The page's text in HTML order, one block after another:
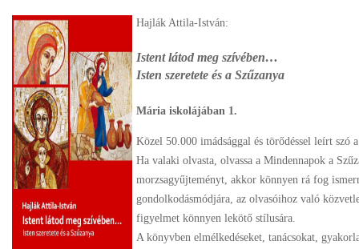
Hajlák Attila-István:
Istent látod meg szívében…
Isten szeretete és a Szűzanya
Mária iskolájában 1.
Közel 50.000 imádsággal és törődéssel leírt szó
Ha valaki olvasta, olvassa a Mindennapok a
morzsagyűjteményt, akkor könnyen rá fog
gondolkodásmódjára, az olvasóihoz való
figyelmet könnyen lekötő stílusára.
A könyvben elmélkedéseket, tanácsokat,